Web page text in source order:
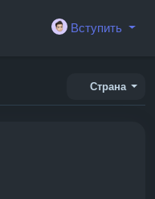
Вступить
Страна